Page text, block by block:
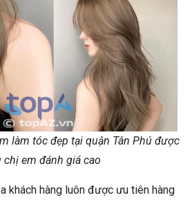
làm tóc đẹp tại quận Tân Phú được
chị em đánh giá cao
khách hàng luôn được ưu tiên hàng